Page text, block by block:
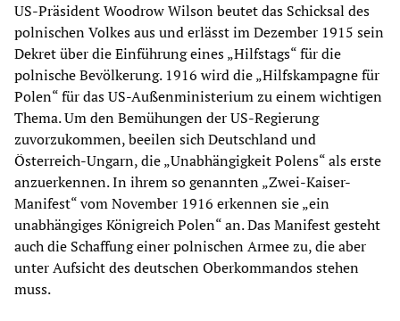
US-Präsident Woodrow Wilson beutet das Schicksal des
polnischen Volkes aus und erlässt im Dezember 1915 sein
Dekret über die Einführung eines „Hilfstags“ für die
polnische Bevölkerung. 1916 wird die „Hilfskampagne für
Polen“ für das US-Außenministerium zu einem wichtigen
Thema. Um den Bemühungen der US-Regierung
zuvorzukommen, beeilen sich Deutschland und
Österreich-Ungarn, die „Unabhängigkeit Polens“ als erste
anzuerkennen. In ihrem so genannten „Zwei-Kaiser-
Manifest“ vom November 1916 erkennen sie „ein
unabhängiges Königreich Polen“ an. Das Manifest gesteht
auch die Schaffung einer polnischen Armee zu, die aber
unter Aufsicht des deutschen Oberkommandos stehen
muss.